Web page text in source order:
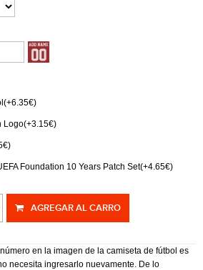
Logo(+3.15€)
Foundation 10 Years Patch Set(+4.65€)
AGREGAR AL CARRO
en la imagen de la camiseta de fútbol es
necesita ingresarlo nuevamente. De lo